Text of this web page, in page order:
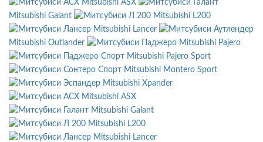
Mitsubishi ASX
Mitsubishi Galant
Mitsubishi L200
Mitsubishi Lancer
Mitsubishi Outlander
Mitsubishi Pajero
Mitsubishi Pajero Sport
Mitsubishi Montero Sport
Mitsubishi Xpander
Mitsubishi ASX
Mitsubishi Galant
Mitsubishi L200
Mitsubishi Lancer